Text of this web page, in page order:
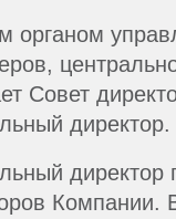
органом
Совет
директор.
Компании.